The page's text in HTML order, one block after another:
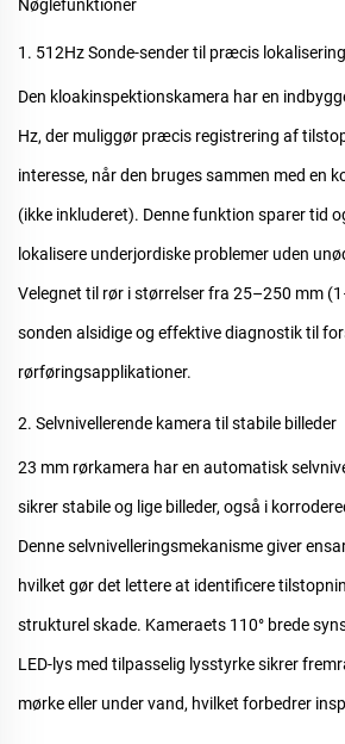
Nøglefunktioner
1. 512Hz Sonde-sender til præcis lokalisering
Den kloakinspektionskamera har en
Hz, der muliggør præcis registrering af
interesse, når den bruges sammen med en
(ikke inkluderet). Denne funktion sparer tid
lokalisere underjordiske problemer uden
Velegnet til rør i størrelser fra 25–250 mm
sonden alsidige og effektive diagnostik til
rørføringsapplikationer.
2. Selvnivellerende kamera til stabile billeder
23 mm rørkamera har en automatisk
sikrer stabile og lige billeder, også i
Denne selvnivelleringsmekanisme giver
hvilket gør det lettere at identificere
strukturel skade. Kameraets 110° brede
LED-lys med tilpasselig lysstyrke sikrer
mørke eller under vand, hvilket forbedrer